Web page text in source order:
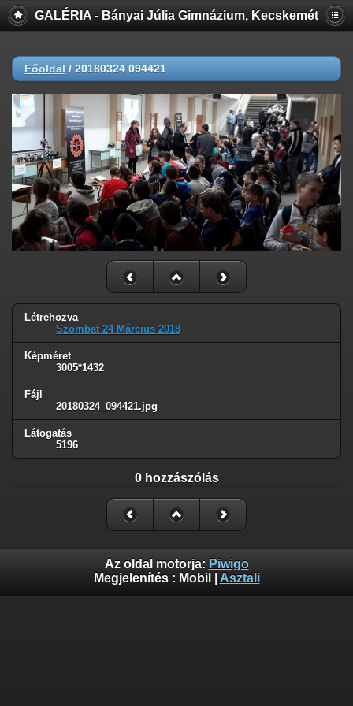
GALÉRIA - Bányai Júlia Gimnázium, Kecskemét
Főoldal / 20180324 094421
Létrehozva
Szombat 24 Március 2018
Képméret
3005*1432
Fájl
20180324_094421.jpg
Látogatás
5196
0 hozzászólás
Az oldal motorja: Piwigo
Megjelenítés : Mobil Asztali